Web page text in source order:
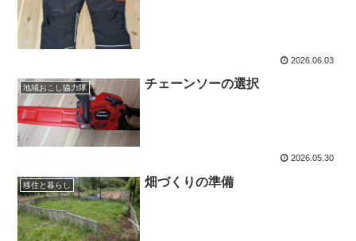
2026.06.03
地域おこし協力隊 チェーンソーの選択
2026.05.30
移住と暮らし 畑づくりの準備